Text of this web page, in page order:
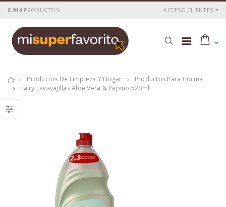
8.914 PRODUCTOS ACCESO CLIENTES
Productos De Limpieza Y Hogar
Productos Para Cocina
Fairy Lavavajillas Aloe Vera & Pepino 520ml
Fairy lavavajillas
ultra 480ml